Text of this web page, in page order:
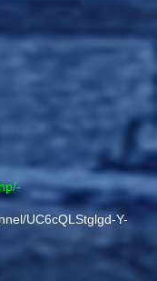
-
UC6cQLStglgd-Y-